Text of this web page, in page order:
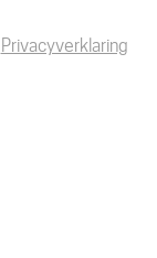
Privacyverklaring